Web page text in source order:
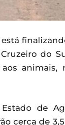
do
animais,
de
cerca de